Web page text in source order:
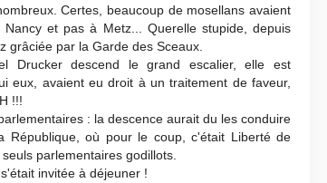
Certes, beaucoup de mosellans avaient
et pas à Metz... Querelle stupide, depuis
grâciée par la Garde des Sceaux.
Drucker descend le grand escalier, elle est
eux, avaient eu droit à un traitement de faveur,
!!!
: la descence aurait du les conduire
où pour le coup, c'était Liberté de
parlementaires godillots.
invitée à déjeuner !